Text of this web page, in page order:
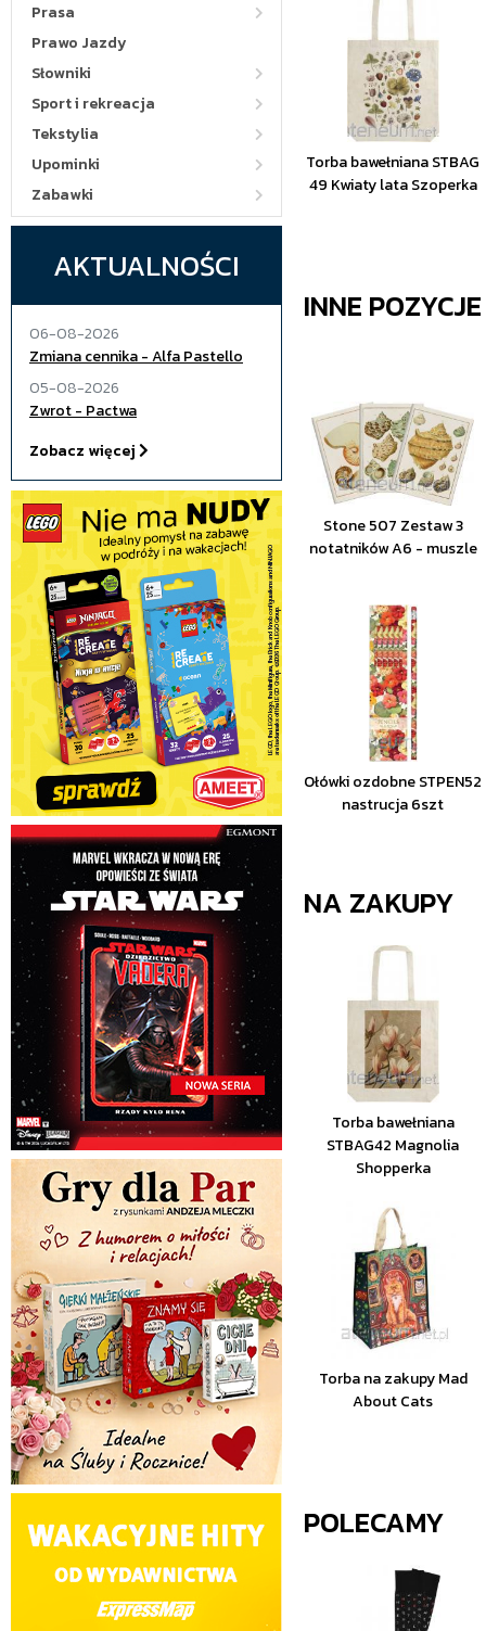
Prasa
Prawo Jazdy
Słowniki
Sport i rekreacja
Tekstylia
Upominki
Zabawki
AKTUALNOŚCI
06-08-2026
Zmiana cennika - Alfa Pastello
05-08-2026
Zwrot - Pactwa
Zobacz więcej
Torba bawełniana STBAG
49 Kwiaty lata Szoperka
INNE
Stone 507 Zestaw 3
notatników A6 - muszle
Ołówki ozdobne STPEN52
nastrucja 6szt
NA ZAKUPY
Torba bawełniana
STBAG42 Magnolia
Shopperka
Torba na zakupy Mad
About Cats
POLECAMY